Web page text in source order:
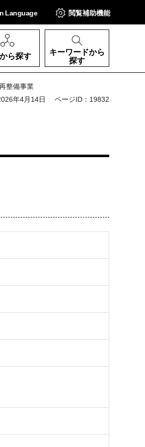
Language 閲覧補助機能
ら探す
キーワードから
探す
整備事業
年4月14日 ページID：19832